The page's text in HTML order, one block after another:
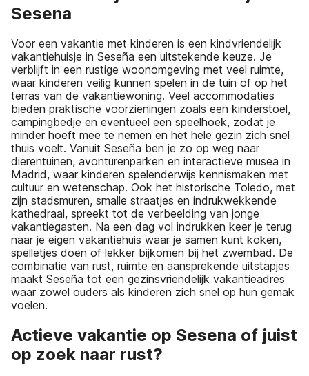
Sesena
Voor een vakantie met kinderen is een kindvriendelijk
vakantiehuisje in Seseña een uitstekende keuze. Je
verblijft in een rustige woonomgeving met veel ruimte,
waar kinderen veilig kunnen spelen in de tuin of op het
terras van de vakantiewoning. Veel accommodaties
bieden praktische voorzieningen zoals een kinderstoel,
campingbedje en eventueel een speelhoek, zodat je
minder hoeft mee te nemen en het hele gezin zich snel
thuis voelt. Vanuit Seseña ben je zo op weg naar
dierentuinen, avonturenparken en interactieve musea in
Madrid, waar kinderen spelenderwijs kennismaken met
cultuur en wetenschap. Ook het historische Toledo, met
zijn stadsmuren, smalle straatjes en indrukwekkende
kathedraal, spreekt tot de verbeelding van jonge
vakantiegasten. Na een dag vol indrukken keer je terug
naar je eigen vakantiehuis waar je samen kunt koken,
spelletjes doen of lekker bijkomen bij het zwembad. De
combinatie van rust, ruimte en aansprekende uitstapjes
maakt Seseña tot een gezinsvriendelijk vakantieadres
waar zowel ouders als kinderen zich snel op hun gemak
voelen.
Actieve vakantie op Sesena of juist
op zoek naar rust?